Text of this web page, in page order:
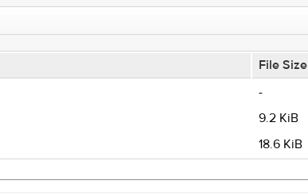
File Size
-
9.2 KiB
18.6 KiB